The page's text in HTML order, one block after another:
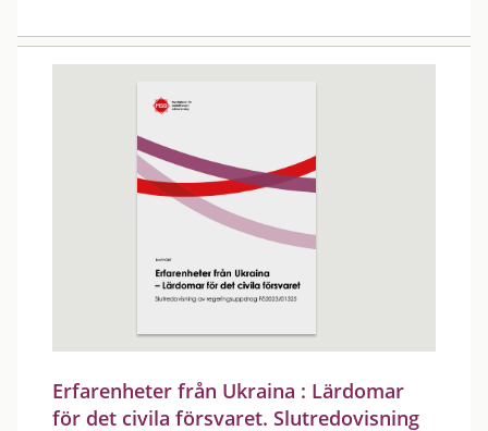
Erfarenheter från Ukraina : Lärdomar
för det civila försvaret. Slutredovisning